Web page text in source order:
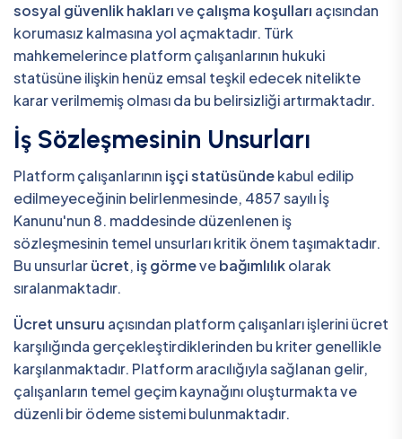
sosyal güvenlik haklarıveçalışma koşulları açısından
korumasız kalmasına yol açmaktadır. Türk
mahkemelerince platform çalışanlarının hukuki
statüsüne ilişkin henüz emsal teşkil edecek nitelikte
karar verilmemiş olması da bu belirsizliği artırmaktadır.
İş Sözleşmesinin Unsurları
Platform çalışanlarının işçi statüsündekabul edilip
edilmeyeceğinin belirlenmesinde, 4857 sayılı İş
Kanunu'nun 8. maddesinde düzenlenen iş
sözleşmesinin temel unsurları kritik önem taşımaktadır.
Bu unsurlarücret, iş görmevebağımlılıkolarak
sıralanmaktadır.
Ücret unsuru açısından platform çalışanları işlerini ücret
karşılığında gerçekleştirdiklerinden bu kriter genellikle
karşılanmaktadır. Platform aracılığıyla sağlanan gelir,
çalışanların temel geçim kaynağını oluşturmakta ve
düzenli bir ödeme sistemi bulunmaktadır.